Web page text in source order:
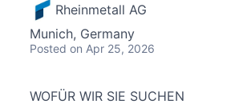
Rheinmetall AG
Munich, Germany
Posted on Apr 25, 2026
WOFÜR WIR SIE SUCHEN